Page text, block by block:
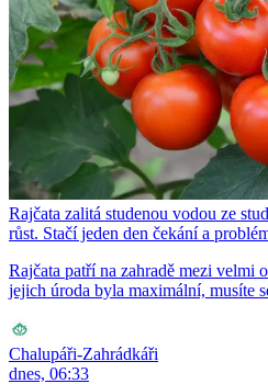
Rajčata zalitá studenou vodou ze
růst. Stačí jeden den čekání a
Rajčata patří na zahradě mezi velmi
jejich úroda byla maximální, musíte
Chalupáři-Zahrádkáři
dnes, 06:33